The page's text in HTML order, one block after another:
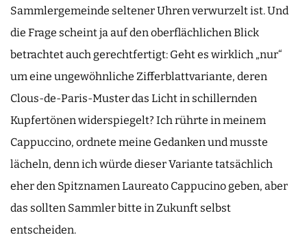
Sammlergemeinde seltener Uhren verwurzelt ist. Und
die Frage scheint ja auf den oberflächlichen Blick
betrachtet auch gerechtfertigt: Geht es wirklich „nur“
um eine ungewöhnliche Zifferblattvariante, deren
Clous-de-Paris-Muster das Licht in schillernden
Kupfertönen widerspiegelt? Ich rührte in meinem
Cappuccino, ordnete meine Gedanken und musste
lächeln, denn ich würde dieser Variante tatsächlich
eher den Spitznamen Laureato Cappucino geben, aber
das sollten Sammler bitte in Zukunft selbst
entscheiden.